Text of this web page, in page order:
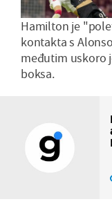
Hamilton je
kontakta s
međutim uskoro
boksa.